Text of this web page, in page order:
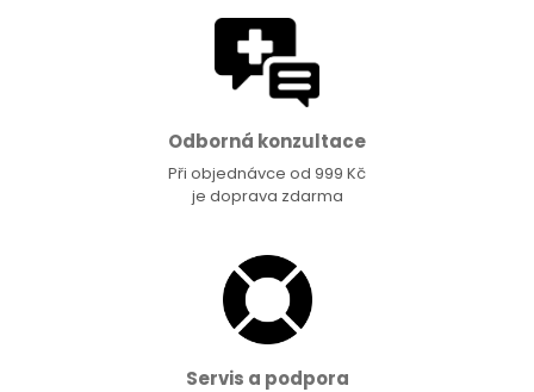
Odborná konzultace
Při objednávce od 999 Kč
je doprava zdarma
Servis a podpora